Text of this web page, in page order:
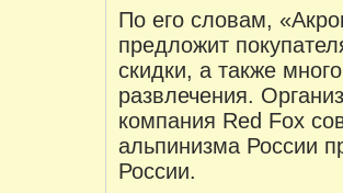
По его словам,
предложит
скидки, а также
развлечения.
компания Red Fox
альпинизма России
России.